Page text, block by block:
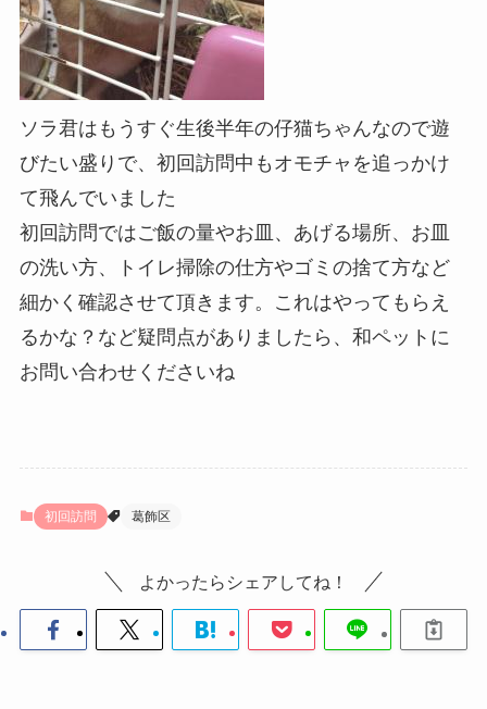
ソラ君はもうすぐ生後半年の仔猫ちゃんなので遊
びたい盛りで、初回訪問中もオモチャを追っかけ
て飛んでいました
初回訪問ではご飯の量やお皿、あげる場所、お皿
の洗い方、トイレ掃除の仕方やゴミの捨て方など
細かく確認させて頂きます。これはやってもらえ
るかな？など疑問点がありましたら、和ペットに
お問い合わせくださいね
初回訪問 葛飾区
よかったらシェアしてね！